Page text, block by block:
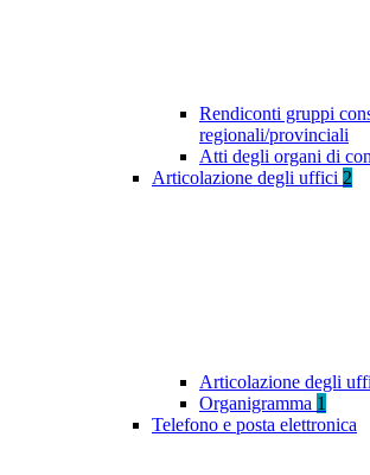
Rendiconti gruppi
regionali/provinciali
Atti degli organi di
Articolazione degli uffici 2
Articolazione degli
Organigramma 1
Telefono e posta elettronica